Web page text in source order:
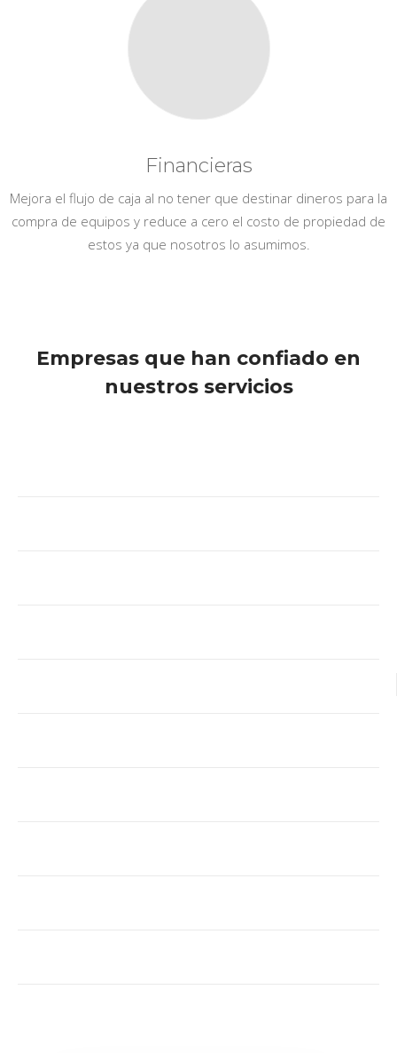
Financieras
Mejora el flujo de caja al no tener que destinar dineros para la
compra de equipos y reduce a cero el costo de propiedad de
estos ya que nosotros lo asumimos.
Empresas que han confiado en
nuestros servicios